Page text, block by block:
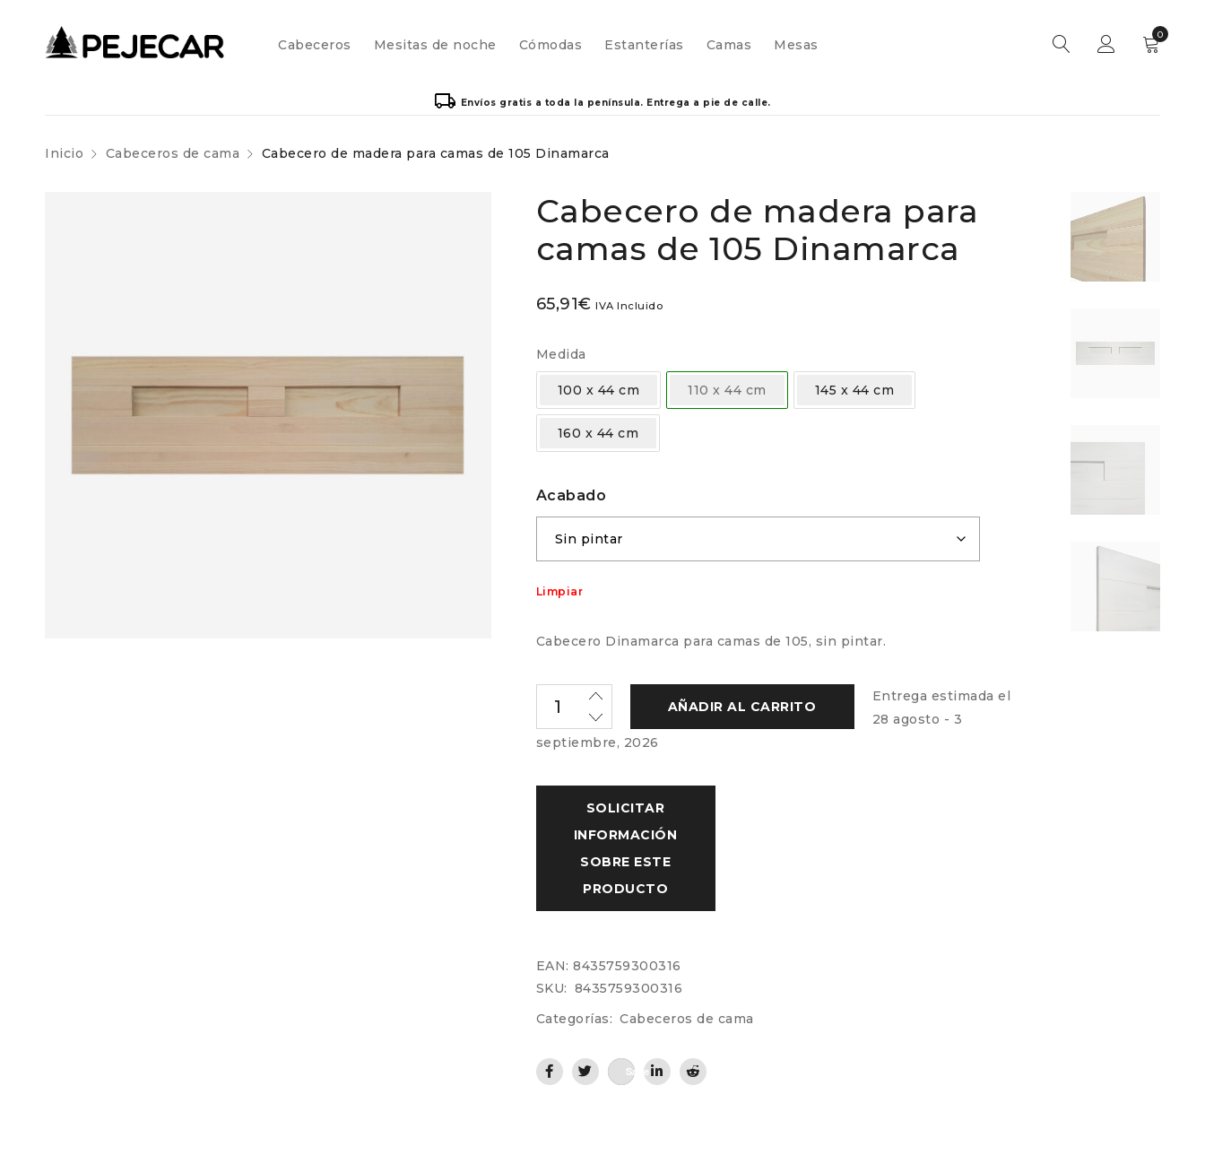
Cabeceros Mesitas de noche Cómodas Estanterías Camas Mesas
0
Envíos gratis a toda la península. Entrega a pie de calle.
Inicio Cabeceros de cama Cabecero de madera para camas de 105 Dinamarca
Cabecero de madera para
camas de 105 Dinamarca
65,91€ IVA Incluido
Medida
100 x 44 cm 110 x 44 cm 145 x 44 cm
160 x 44 cm
Acabado
Limpiar
Cabecero Dinamarca para camas de 105, sin pintar.
AÑADIR AL CARRITO
Entrega estimada el
28 agosto - 3
septiembre, 2026
EAN:8435759300316
SKU: 8435759300316
Categorías: Cabeceros de cama
Save